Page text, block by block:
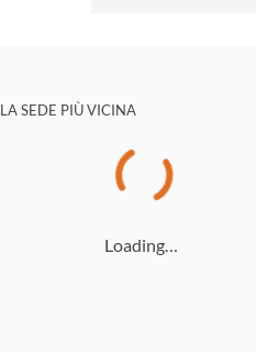
LA SEDE PIÙ VICINA
Loading…